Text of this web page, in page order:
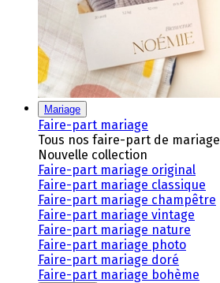
Mariage
Faire-part mariage
Tous nos faire-part de mariage
Nouvelle collection
Faire-part mariage original
Faire-part mariage classique
Faire-part mariage champêtre
Faire-part mariage vintage
Faire-part mariage nature
Faire-part mariage photo
Faire-part mariage doré
Faire-part mariage bohème